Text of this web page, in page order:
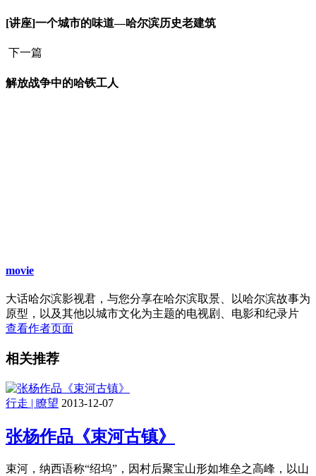
[讲座]一个城市的味道—哈尔滨历史老建筑
下一篇
解放战争中的哈铁工人
movie
大话哈尔滨影视君，与您分享在哈尔滨取景、以哈尔滨故事为
原型，以及其他以城市文化为主题的电视剧、电影和纪录片
查看作者页面
相关推荐
行走 | 瞭望 2013-12-07
张杨作品《束河古镇》
束河，纳西语称“绍坞”，因村后聚宝山形如堆垒之高峰，以山